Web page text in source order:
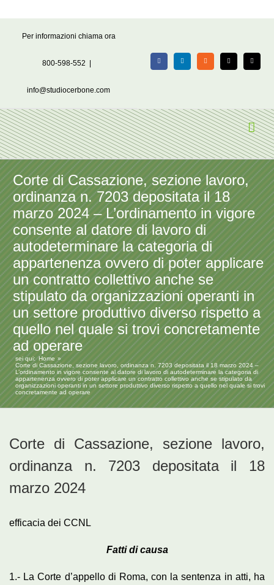
Per informazioni chiama ora
800-598-552
info@studiocerbone.com
FacebookLinkedIn Rss X Email
Corte di Cassazione, sezione lavoro,
ordinanza n. 7203 depositata il 18
marzo 2024 – L’ordinamento in vigore
consente al datore di lavoro di
autodeterminare la categoria di
appartenenza ovvero di poter applicare
un contratto collettivo anche se
stipulato da organizzazioni operanti in
un settore produttivo diverso rispetto a
quello nel quale si trovi concretamente
ad operare
sei qui: Home
Corte di Cassazione, sezione lavoro, ordinanza n. 7203 depositata il 18 marzo 2024 –
L’ordinamento in vigore consente al datore di lavoro di autodeterminare la categoria di
appartenenza ovvero di poter applicare un contratto collettivo anche se stipulato da
organizzazioni operanti in un settore produttivo diverso rispetto a quello nel quale si trovi
concretamente ad operare
Corte di Cassazione, sezione lavoro,
ordinanza n. 7203 depositata il 18
marzo 2024
efficacia dei CCNL
Fatti di causa
1.- La Corte d’appello di Roma, con la sentenza in atti, ha